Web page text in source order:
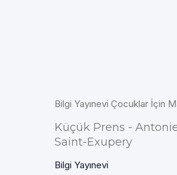
Bilgi Yayınevi Çocuklar İçin
Küçük Prens -
Saint-Exupery
Bilgi Yayınevi